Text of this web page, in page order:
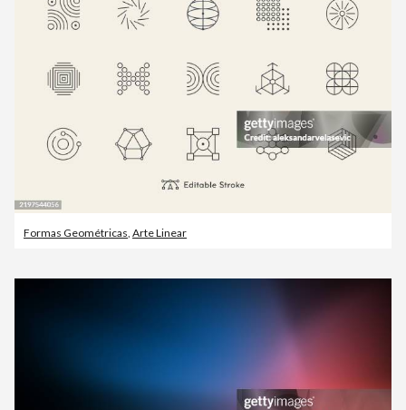
Formas Geométricas Arte Linear